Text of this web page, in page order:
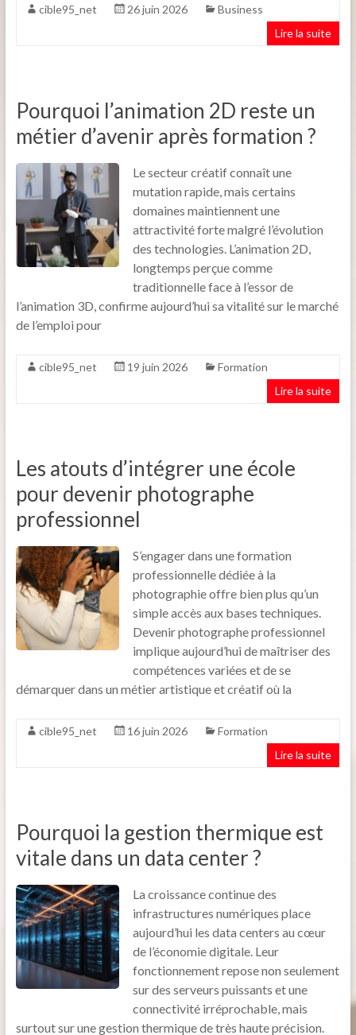
cible95_net 26 juin 2026
Business
Lire la suite
Pourquoi l’animation 2D reste un
métier d’avenir après formation ?
Le secteur créatif connaît une
mutation rapide, mais certains
domaines maintiennent une
attractivité forte malgré l’évolution
des technologies. L’animation 2D,
longtemps perçue comme
traditionnelle face à l’essor de
l’animation 3D, confirme aujourd’hui sa vitalité sur le marché
de l’emploi pour
cible95_net 19 juin 2026
Formation
Lire la suite
Les atouts d’intégrer une école
pour devenir photographe
professionnel
S’engager dans une formation
professionnelle dédiée à la
photographie offre bien plus qu’un
simple accès aux bases techniques.
Devenir photographe professionnel
implique aujourd’hui de maîtriser des
compétences variées et de se
démarquer dans un métier artistique et créatif où la
cible95_net 16 juin 2026
Formation
Lire la suite
Pourquoi la gestion thermique est
vitale dans un data center ?
La croissance continue des
infrastructures numériques place
aujourd’hui les data centers au cœur
de l’économie digitale. Leur
fonctionnement repose non seulement
sur des serveurs puissants et une
connectivité irréprochable, mais
surtout sur une gestion thermique de très haute précision.